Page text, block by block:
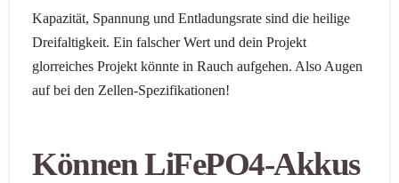
Kapazität, Spannung und Entladungsrate sind die heilige
Dreifaltigkeit. Ein falscher Wert und dein Projekt
glorreiches Projekt könnte in Rauch aufgehen. Also Augen
auf bei den Zellen-Spezifikationen!
Können LiFePO4-Akkus